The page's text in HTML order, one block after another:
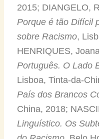
2015; DIANGELO,
Porque é tão Difícil
sobre Racismo,
HENRIQUES,
Português. O Lado
Lisboa, Tinta-da-
País dos Brancos
China, 2018;
Linguístico. Os